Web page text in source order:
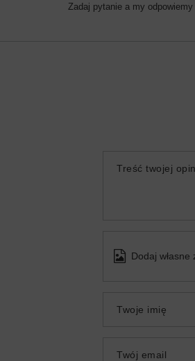
Zadaj pytanie a my
Treść twojej
Dodaj
Twoje imię
Twój email